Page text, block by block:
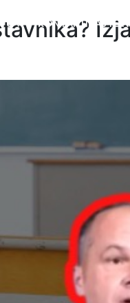
↓ KONTAKTIRAJTE